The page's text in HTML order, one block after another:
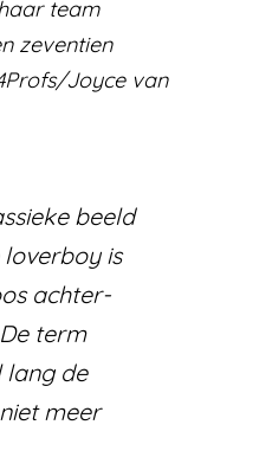
team
zeventien
Joyce van
beeld
loverboy is
achter­
term
lang de
meer